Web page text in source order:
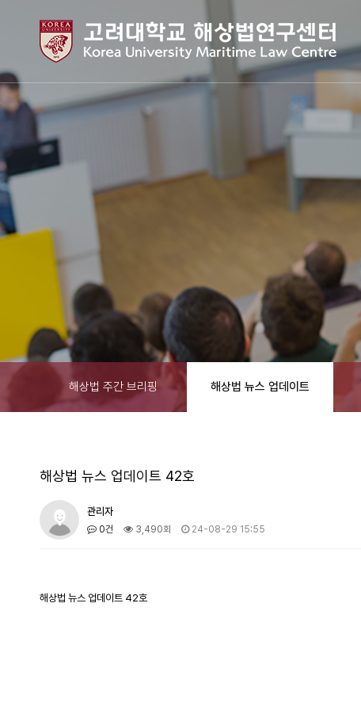
해상법 주간 브리핑 해상법 뉴스 업데이트
해상법 뉴스 업데이트 42호
관리자
0건 3,490회 24-08-29 15:55
해상법 뉴스 업데이트 42호